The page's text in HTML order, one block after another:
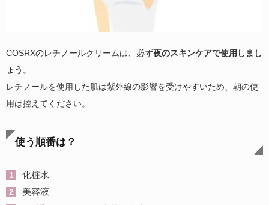
COSRXのレチノールクリームは、必ず夜のスキンケアで使用しまし
ょう 。
レチノールを使用した肌は紫外線の影響を受けやすいため、朝の使
用は控えてください。
使う順番は？
化粧水
美容液